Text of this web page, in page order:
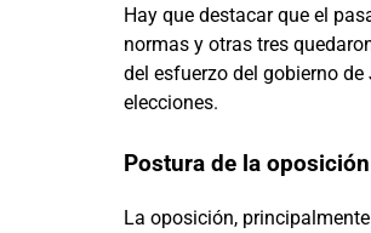
Hay que destacar que el
normas y otras tres
del esfuerzo del gobierno
elecciones.
Postura de la oposición
La oposición,